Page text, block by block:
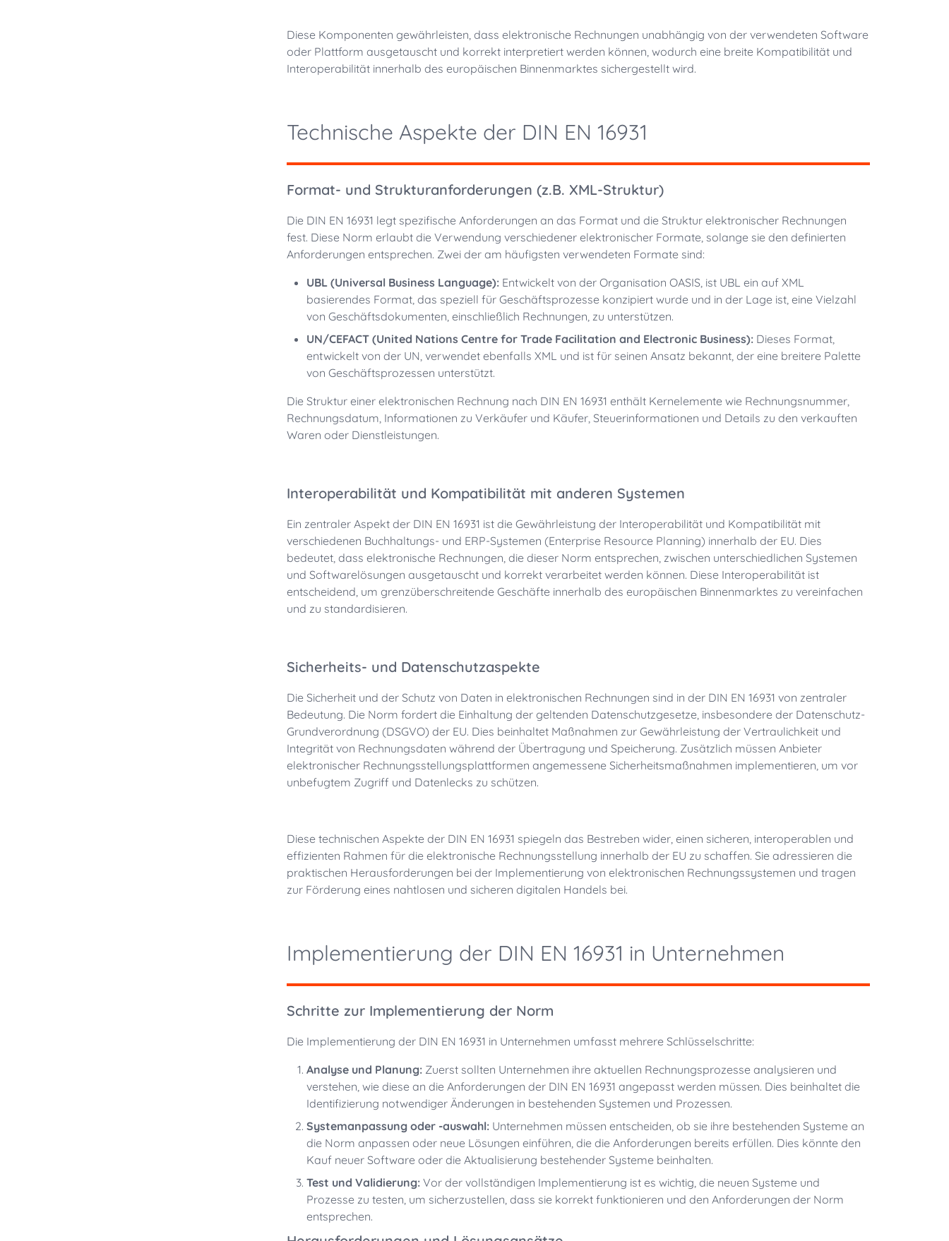
Diese Komponenten gewährleisten, dass elektronische Rechnungen unabhängig von der verwendeten Software
oder Plattform ausgetauscht und korrekt interpretiert werden können, wodurch eine breite Kompatibilität und
Interoperabilität innerhalb des europäischen Binnenmarktes sichergestellt wird.
Technische Aspekte der DIN EN 16931
Format- und Strukturanforderungen (z.B. XML-Struktur)
Die DIN EN 16931 legt spezifische Anforderungen an das Format und die Struktur elektronischer Rechnungen
fest. Diese Norm erlaubt die Verwendung verschiedener elektronischer Formate, solange sie den definierten
Anforderungen entsprechen. Zwei der am häufigsten verwendeten Formate sind:
UBL (Universal Business Language): Entwickelt von der Organisation OASIS, ist UBL ein auf XML
basierendes Format, das speziell für Geschäftsprozesse konzipiert wurde und in der Lage ist, eine Vielzahl
von Geschäftsdokumenten, einschließlich Rechnungen, zu unterstützen.
UN/CEFACT (United Nations Centre for Trade Facilitation and Electronic Business): Dieses Format,
entwickelt von der UN, verwendet ebenfalls XML und ist für seinen Ansatz bekannt, der eine breitere Palette
von Geschäftsprozessen unterstützt.
Die Struktur einer elektronischen Rechnung nach DIN EN 16931 enthält Kernelemente wie Rechnungsnummer,
Rechnungsdatum, Informationen zu Verkäufer und Käufer, Steuerinformationen und Details zu den verkauften
Waren oder Dienstleistungen.
Interoperabilität und Kompatibilität mit anderen Systemen
Ein zentraler Aspekt der DIN EN 16931 ist die Gewährleistung der Interoperabilität und Kompatibilität mit
verschiedenen Buchhaltungs- und ERP-Systemen (Enterprise Resource Planning) innerhalb der EU. Dies
bedeutet, dass elektronische Rechnungen, die dieser Norm entsprechen, zwischen unterschiedlichen Systemen
und Softwarelösungen ausgetauscht und korrekt verarbeitet werden können. Diese Interoperabilität ist
entscheidend, um grenzüberschreitende Geschäfte innerhalb des europäischen Binnenmarktes zu vereinfachen
und zu standardisieren.
Sicherheits- und Datenschutzaspekte
Die Sicherheit und der Schutz von Daten in elektronischen Rechnungen sind in der DIN EN 16931 von zentraler
Bedeutung. Die Norm fordert die Einhaltung der geltenden Datenschutzgesetze, insbesondere der Datenschutz-
Grundverordnung (DSGVO) der EU. Dies beinhaltet Maßnahmen zur Gewährleistung der Vertraulichkeit und
Integrität von Rechnungsdaten während der Übertragung und Speicherung. Zusätzlich müssen Anbieter
elektronischer Rechnungsstellungsplattformen angemessene Sicherheitsmaßnahmen implementieren, um vor
unbefugtem Zugriff und Datenlecks zu schützen.
Diese technischen Aspekte der DIN EN 16931 spiegeln das Bestreben wider, einen sicheren, interoperablen und
effizienten Rahmen für die elektronische Rechnungsstellung innerhalb der EU zu schaffen. Sie adressieren die
praktischen Herausforderungen bei der Implementierung von elektronischen Rechnungssystemen und tragen
zur Förderung eines nahtlosen und sicheren digitalen Handels bei.
Implementierung der DIN EN 16931 in Unternehmen
Schritte zur Implementierung der Norm
Die Implementierung der DIN EN 16931 in Unternehmen umfasst mehrere Schlüsselschritte:
Analyse und Planung: Zuerst sollten Unternehmen ihre aktuellen Rechnungsprozesse analysieren und
verstehen, wie diese an die Anforderungen der DIN EN 16931 angepasst werden müssen. Dies beinhaltet die
Identifizierung notwendiger Änderungen in bestehenden Systemen und Prozessen.
Systemanpassung oder -auswahl: Unternehmen müssen entscheiden, ob sie ihre bestehenden Systeme an
die Norm anpassen oder neue Lösungen einführen, die die Anforderungen bereits erfüllen. Dies könnte den
Kauf neuer Software oder die Aktualisierung bestehender Systeme beinhalten.
Test und Validierung: Vor der vollständigen Implementierung ist es wichtig, die neuen Systeme und
Prozesse zu testen, um sicherzustellen, dass sie korrekt funktionieren und den Anforderungen der Norm
entsprechen.